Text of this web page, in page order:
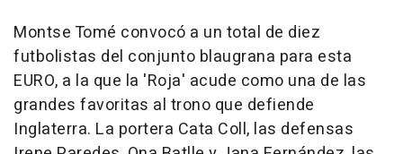
Montse Tomé convocó a un total de diez
futbolistas del conjunto blaugrana para esta
EURO, a la que la 'Roja' acude como una de las
grandes favoritas al trono que defiende
Inglaterra. La portera Cata Coll, las defensas